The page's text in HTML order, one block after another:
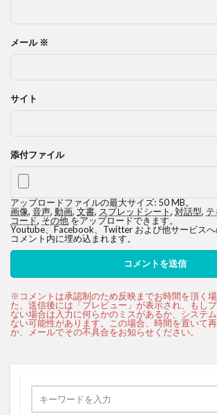
メール ※
サイト
添付ファイル
アップロードファイルの最大サイズ: 50 MB。
画像, 音声, 動画, 文書, スプレッドシート, 対話型, テ
コード,その他をアップロードできます。
Youtube、Facebook、Twitter および他サービス
コメント内に埋め込まれます。